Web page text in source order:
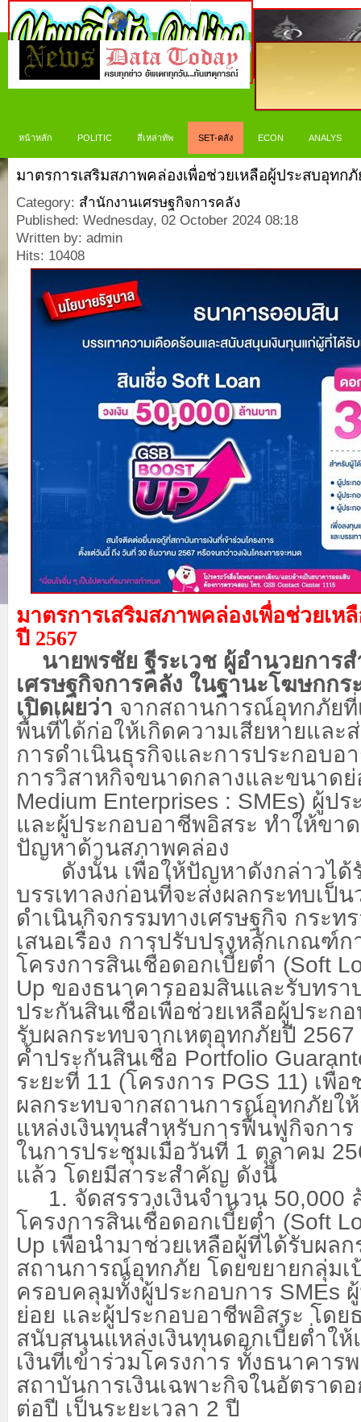
หน้าหลัก POLITIC สี่เหล่าทัพ SET-คลัง ECON ANALYS
มาตรการเสริมสภาพคล่องเพื่อช่วยเหลือผู้ประสบอุทก
Category: สำนักงานเศรษฐกิจการคลัง
Published: Wednesday, 02 October 2024 08:18
Written by: admin
Hits: 10408
มาตรการเสริมสภาพคล่องเพื่อช่วยเห
ปี 2567
นายพรชัย ฐีระเวช ผู้อำนวยการ
เศรษฐกิจการคลัง ในฐานะโฆษกกร
เปิดเผยว่า จากสถานการณ์อุทกภัย
พื้นที่ได้ก่อให้เกิดความเสียหายและ
การดำเนินธุรกิจและการประกอบอ
การวิสาหกิจขนาดกลางและขนาด
Medium Enterprises : SMEs) ผู้ป
และผู้ประกอบอาชีพอิสระ ทำให้ขา
ปัญหาด้านสภาพคล่อง
ดังนั้น เพื่อให้ปัญหาดังกล่าวได้
บรรเทาลงก่อนที่จะส่งผลกระทบเป็
ดำเนินกิจกรรมทางเศรษฐกิจ กระท
เสนอเรื่อง การปรับปรุงหลักเกณฑ์ก
โครงการสินเชื่อดอกเบี้ยต่ำ (Soft
Up ของธนาคารออมสินและรับทรา
ประกันสินเชื่อเพื่อช่วยเหลือผู้ประก
รับผลกระทบจากเหตุอุทกภัยปี 2567
ค้ำประกันสินเชื่อ Portfolio
ระยะที่ 11 (โครงการ PGS 11) เพื่
ผลกระทบจากสถานการณ์อุทกภัยให้
แหล่งเงินทุนสำหรับการฟื้นฟูกิจกา
ในการประชุมเมื่อวันที่ 1 ตุลาคม
แล้ว โดยมีสาระสำคัญ ดังนี้
1. จัดสรรวงเงินจำนวน 50,000
โครงการสินเชื่อดอกเบี้ยต่ำ (Soft
Up เพื่อนำมาช่วยเหลือผู้ที่ได้รับผล
สถานการณ์อุทกภัย โดยขยายกลุ่มเ
ครอบคลุมทั้งผู้ประกอบการ SMEs
ย่อย และผู้ประกอบอาชีพอิสระ โด
สนับสนุนแหล่งเงินทุนดอกเบี้ยต่ำใ
เงินที่เข้าร่วมโครงการ ทั้งธนาคา
สถาบันการเงินเฉพาะกิจในอัตราด
ต่อปี เป็นระยะเวลา 2 ปี